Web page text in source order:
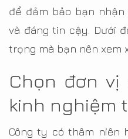
để đảm bảo bạn
và đáng tin cậy. Dưới
trọng mà bạn nên xem
Chọn đơn
kinh nghiệm
Công ty có thâm niên